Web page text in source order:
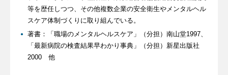
等を歴任しつつ、その他複数企業の安全衛生やメンタルヘル
スケア体制づくりに取り組んでいる。
著書：「職場のメンタルヘルスケア」（分担）南山堂1997、
「最新病院の検査結果早わかり事典」（分担）新星出版社
2000 他